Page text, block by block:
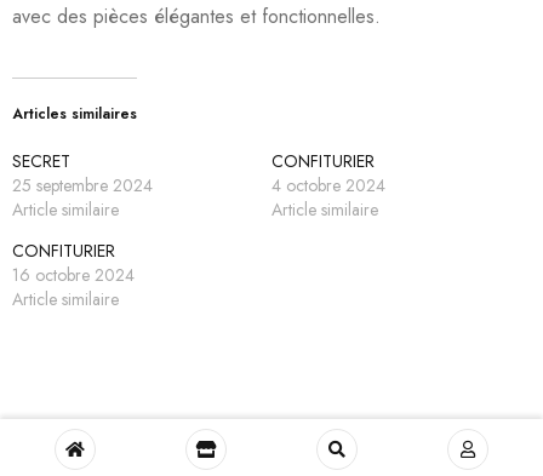
avec des pièces élégantes et fonctionnelles.
Articles similaires
SECRET
25 septembre 2024
Article similaire
CONFITURIER
4 octobre 2024
Article similaire
CONFITURIER
16 octobre 2024
Article similaire